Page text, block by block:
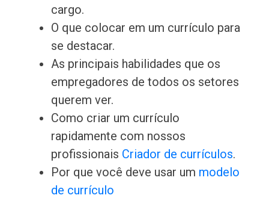
cargo.
O que colocar em um currículo para
se destacar.
As principais habilidades que os
empregadores de todos os setores
querem ver.
Como criar um currículo
rapidamente com nossos
profissionais Criador de currículos.
Por que você deve usar um modelo
de currículo